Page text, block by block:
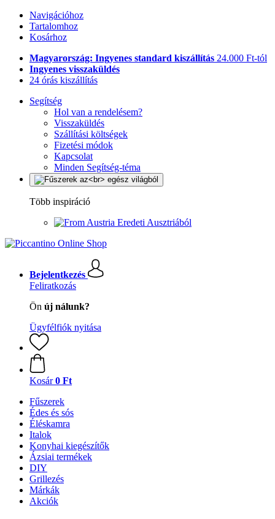
Navigációhoz
Tartalomhoz
Kosárhoz
Magyarország: Ingyenes standard kiszállítás 24.000 Ft-tól
Ingyenes visszaküldés
24 órás kiszállítás
Segítség
Hol van a rendelésem?
Visszaküldés
Szállítási költségek
Fizetési módok
Kapcsolat
Minden Segítség-téma
Több inspiráció
Eredeti Ausztriából
Bejelentkezés
Feliratkozás
Ön új nálunk?
Ügyfélfiók nyitása
Kosár 0 Ft
Fűszerek
Édes és sós
Éléskamra
Italok
Konyhai kiegészítők
Ázsiai termékek
DIY
Grillezés
Márkák
Akciók